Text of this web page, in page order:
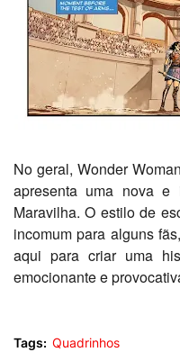
No geral, Wonder
apresenta uma nova e
Maravilha. O estilo de
incomum para alguns
aqui para criar uma
emocionante e
Tags: Quadrinhos